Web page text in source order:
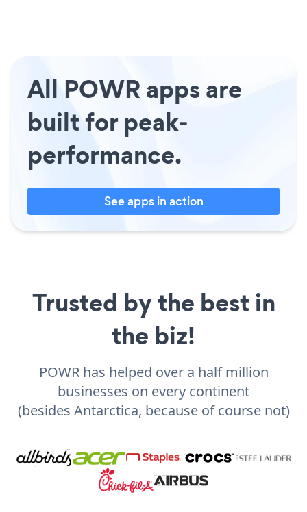
All POWR apps are
built for peak-
performance.
See apps in action
Trusted by the best in
the biz!
POWR has helped over a half million
businesses on every continent
(besides Antarctica, because of course not)